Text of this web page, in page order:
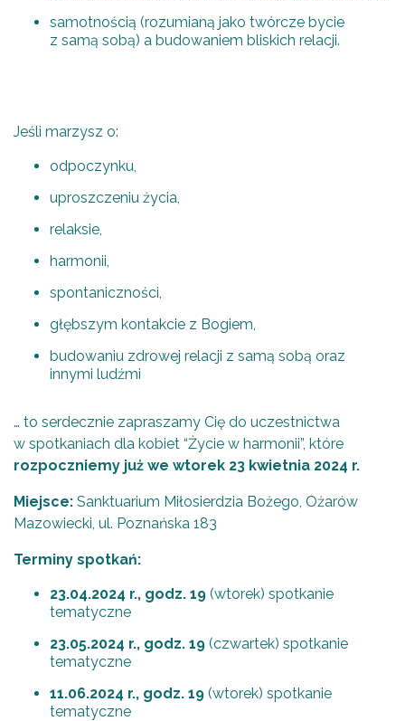
samotnością (rozumianą jako twórcze bycie
z samą sobą) a budowaniem bliskich relacji.
Jeśli marzysz o:
odpoczynku,
uproszczeniu życia,
relaksie,
harmonii,
spontaniczności,
głębszym kontakcie z Bogiem,
budowaniu zdrowej relacji z samą sobą oraz
innymi ludźmi
… to serdecznie zapraszamy Cię do uczestnictwa
w spotkaniach dla kobiet “Życie w harmonii”, które
rozpoczniemy już we wtorek 23 kwietnia 2024 r.
Miejsce: Sanktuarium Miłosierdzia Bożego, Ożarów
Mazowiecki, ul. Poznańska 183
Terminy spotkań:
23.04.2024 r., godz. 19 (wtorek) spotkanie
tematyczne
23.05.2024 r., godz. 19 (czwartek) spotkanie
tematyczne
11.06.2024 r., godz. 19 (wtorek) spotkanie
tematyczne